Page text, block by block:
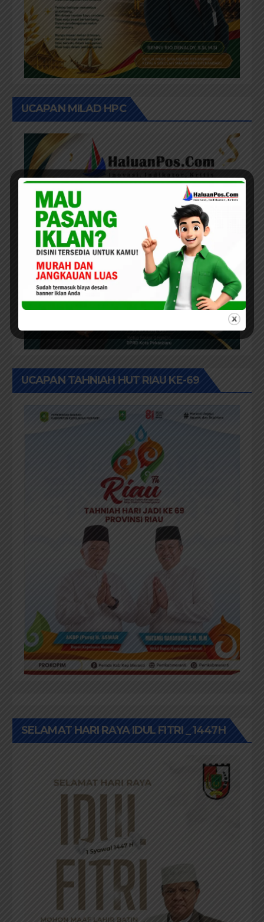
UCAPAN MILAD HPC
UCAPAN TAHNIAH HUT RIAU KE-69
SELAMAT HARI RAYA IDUL FITRI _ 1447H